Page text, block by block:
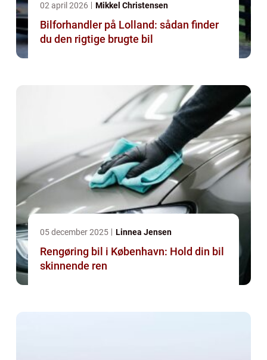
02 april 2026 Mikkel Christensen
Bilforhandler på Lolland: sådan finder
du den rigtige brugte bil
05 december 2025 Linnea Jensen
Rengøring bil i København: Hold din bil
skinnende ren